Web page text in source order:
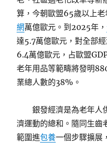
算，今朝歐盟65歲以上
網萬億歐元。到2025年，
達5.7萬億歐元，對全部
6.4萬億歐元，占歐盟
老年用品等範疇將發明
業總人數的38%。
銀發經濟是為老年人
濟運動的總和。隨同生齒
範圍進包養一個步驟擴展